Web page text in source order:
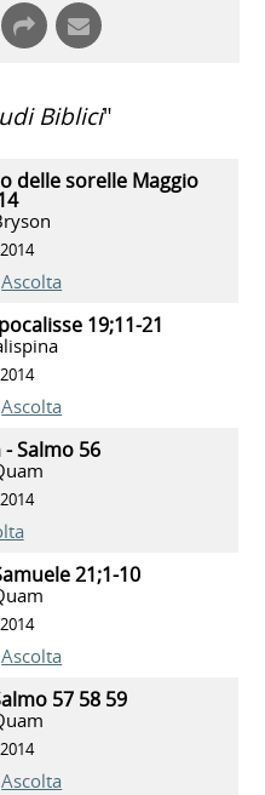
Biblici"
delle sorelle Maggio
Ascolta
19;11-21
Ascolta
Salmo 56
21;1-10
Ascolta
57 58 59
Ascolta